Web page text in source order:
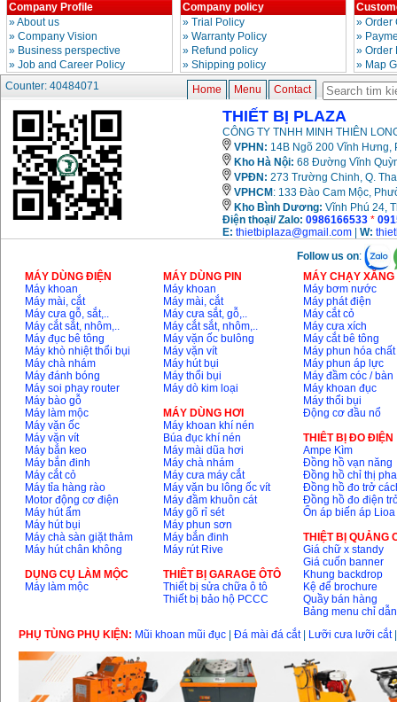
May cat goc da nang
(1510W)
14068000
VND
Bo may khoan 100
chi tiet Bosch GSB
13RE (650W)
Price
2200000
May khoan Bosch
GSB 16RE (750W)
Price: 1850000
GX160 (5.5HP)
Price:7200000
May mai 100mm
Makita 9553B (710W)
Price:1296000
Company Profile
»About us
» Company Vision
» Business perspective
» Job and Career Policy
Company policy
» Trial Policy
» Warranty Policy
» Refund policy
» Shipping policy
» Order
»
» Order
» Map
Counter: 40484071
Home Menu Contact
THIẾT BỊ PLAZA
CÔNG TY TNHH MINH THIÊN
VPHN: 14B Ngõ 200 Vĩnh Hưng,
Kho Hà Nội: 68 Đường Vĩnh
VPĐN: 273 Trường Chinh, Q.
VPHCM : 133 Đào Cam Mộc,
Kho Bình Dương: Vĩnh Phú 24,
Điện thoại/ Zalo: 0986166533 *
E: thietbiplaza@gmail.com W:
Follow us on:
MÁY DÙNG ĐIỆN
Máy khoan
Máy mài, cắt
Máy cưa gỗ, sắt,..
Máy cắt sắt, nhôm,..
Máy đục bê tông
Máy khò nhiệt thổi bụi
Máy chà nhám
Máy đánh bóng
Máy soi phay router
Máy bào gỗ
Máy làm mộc
Máy vặn ốc
Máy vặn vít
Máy bắn keo
Máy bắn đinh
Máy cắt cỏ
Máy tỉa hàng rào
Motor động cơ điện
Máy hút ẩm
Máy hút bụi
Máy chà sàn giặt thảm
Máy hút chân không
DỤNG CỤ LÀM MỘC
Máy làm mộc
MÁY DÙNG PIN
Máy khoan
Máy mài, cắt
Máy cưa sắt, gỗ,..
Máy cắt sắt, nhôm,..
Máy vặn ốc bulông
Máy vặn vít
Máy hút bụi
Máy thổi bụi
Máy dò kim loại
MÁY DÙNG HƠI
Máy khoan khí nén
Búa đục khí nén
Máy mài dũa hơi
Máy chà nhám
Máy cưa máy cắt
Máy vặn bu lông ốc vít
Máy đầm khuôn cát
Máy gõ rỉ sét
Máy phun sơn
Máy bắn đinh
Máy rút Rive
THIÊT BỊ GARAGE ÔTÔ
Thiết bị sửa chữa ô tô
Thiết bị bảo hộ PCCC
MÁY CHẠY
Máy bơm nước
Máy phát điện
Máy cắt cỏ
Máy cưa xích
Máy cắt bê tông
Máy phun hóa chất
Máy phun áp lực
Máy đầm cóc / bàn
Máy khoan đục
Máy thổi bụi
Động cơ đầu nổ
THIÊT BỊ ĐO ĐIỆN
Ampe Kìm
Đồng hồ vạn năng
Đồng hồ chỉ thị pha
Đồng hồ đo trở
Đồng hồ đo điện
Ổn áp biến áp Lioa
THIỆT BỊ QUẢNG
Giá chữ x standy
Giá cuốn banner
Khung backdrop
Kệ để brochure
Quầy bán hàng
Bảng menu chỉ dẫn
PHỤ TÙNG PHỤ KIỆN: Mũi khoan mũi đục Đá mài đá cắt| Lưỡi cưa lưỡi cắt